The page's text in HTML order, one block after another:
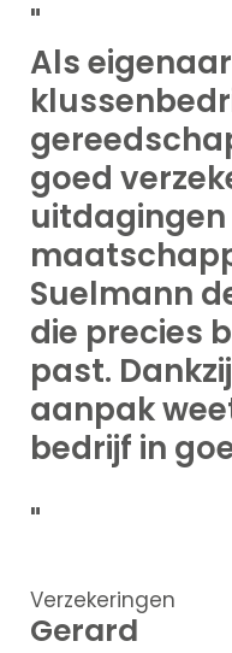
"
Als
goed
Suelmann
die precies
past.
aanpak
bedrijf in
"
Verzekeringen
Gerard